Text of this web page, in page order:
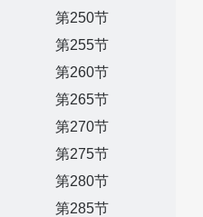
第250节
第255节
第260节
第265节
第270节
第275节
第280节
第285节